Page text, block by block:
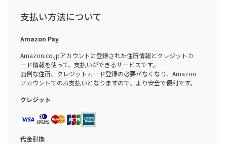
支払い方法について
Amazon Pay
Amazon.co.jpアカウントに登録された住所情報とクレジットカ
ード情報を使って、支払いができるサービスです。
面倒な住所、クレジットカード登録の必要がなくなり、Amazon
アカウントでのお支払いとなりますので、より安全で便利です。
クレジット
代金引換